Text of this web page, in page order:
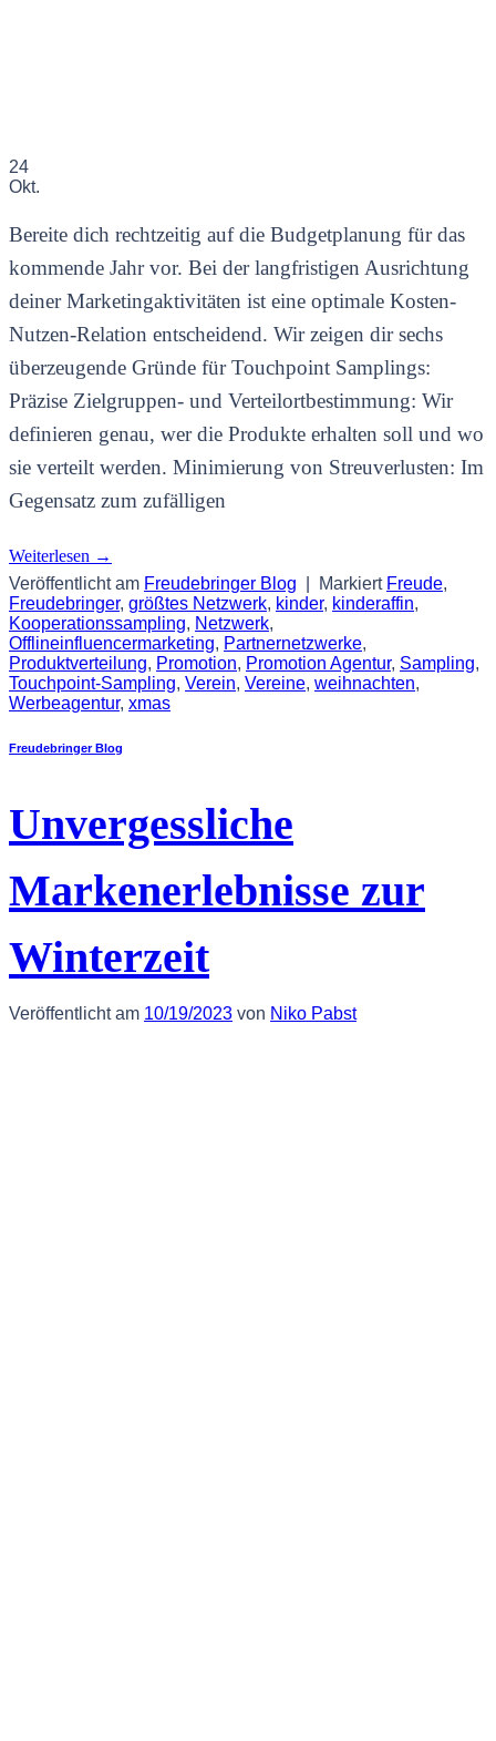
24
Okt.
Bereite dich rechtzeitig auf die Budgetplanung für das
kommende Jahr vor. Bei der langfristigen Ausrichtung
deiner Marketingaktivitäten ist eine optimale Kosten-
Nutzen-Relation entscheidend. Wir zeigen dir sechs
überzeugende Gründe für Touchpoint Samplings:
Präzise Zielgruppen- und Verteilortbestimmung: Wir
definieren genau, wer die Produkte erhalten soll und wo
sie verteilt werden. Minimierung von Streuverlusten: Im
Gegensatz zum zufälligen
Weiterlesen →
Veröffentlicht am Freudebringer Blog Markiert Freude,
Freudebringer, größtes Netzwerk, kinder, kinderaffin,
Kooperationssampling, Netzwerk,
Offlineinfluencermarketing, Partnernetzwerke,
Produktverteilung, Promotion, Promotion Agentur, Sampling,
Touchpoint-Sampling, Verein, Vereine, weihnachten,
Werbeagentur, xmas
Freudebringer Blog
Unvergessliche
Markenerlebnisse zur
Winterzeit
Veröffentlicht am 10/19/2023 von Niko Pabst